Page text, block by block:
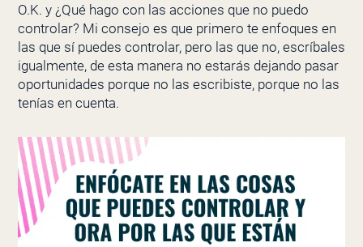
O.K. y ¿Qué hago con las acciones que no puedo
controlar? Mi consejo es que primero te enfoques en
las que sí puedes controlar, pero las que no, escríbales
igualmente, de esta manera no estarás dejando pasar
oportunidades porque no las escribiste, porque no las
tenías en cuenta.